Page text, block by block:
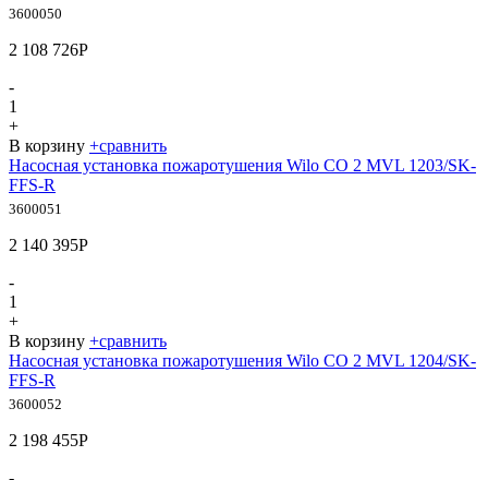
3600050
2 108 726Р
-
1
+
В корзину +сравнить
Насосная установка пожаротушения Wilo CO 2 MVL 1203/SK-
FFS-R
3600051
2 140 395Р
-
1
+
В корзину +сравнить
Насосная установка пожаротушения Wilo CO 2 MVL 1204/SK-
FFS-R
3600052
2 198 455Р